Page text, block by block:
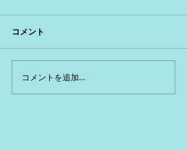
コメント
コメントを追加…